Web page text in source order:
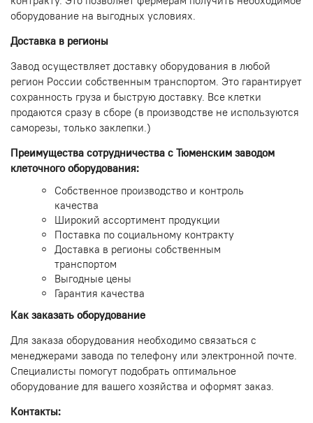
оборудование на выгодных условиях.
Доставка в регионы
Завод осуществляет доставку оборудования в любой
регион России собственным транспортом. Это гарантирует
сохранность груза и быструю доставку. Все клетки
продаются сразу в сборе (в производстве не используются
саморезы, только заклепки.)
Преимущества сотрудничества с Тюменским заводом
клеточного оборудования:
Собственное производство и контроль
качества
Широкий ассортимент продукции
Поставка по социальному контракту
Доставка в регионы собственным
транспортом
Выгодные цены
Гарантия качества
Как заказать оборудование
Для заказа оборудования необходимо связаться с
менеджерами завода по телефону или электронной почте.
Специалисты помогут подобрать оптимальное
оборудование для вашего хозяйства и оформят заказ.
Контакты: